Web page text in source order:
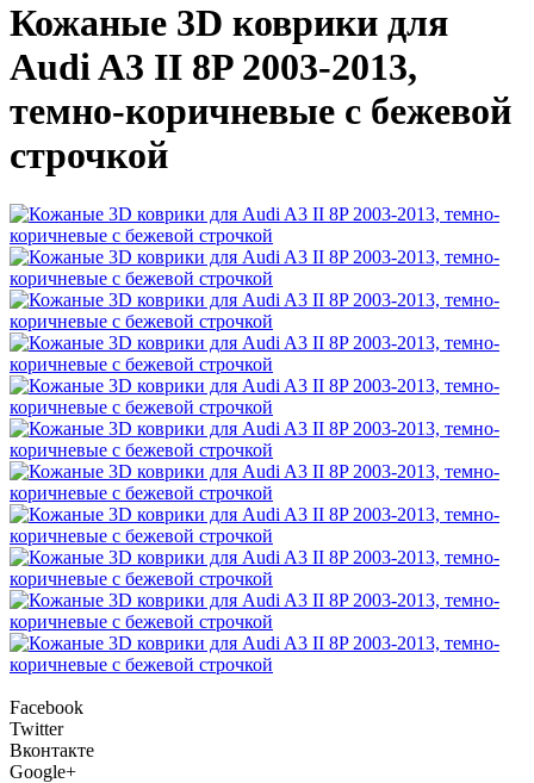
Кожаные 3D коврики для
Audi A3 II 8P 2003-2013,
темно-коричневые с бежевой
строчкой
Facebook
Twitter
Вконтакте
Google+